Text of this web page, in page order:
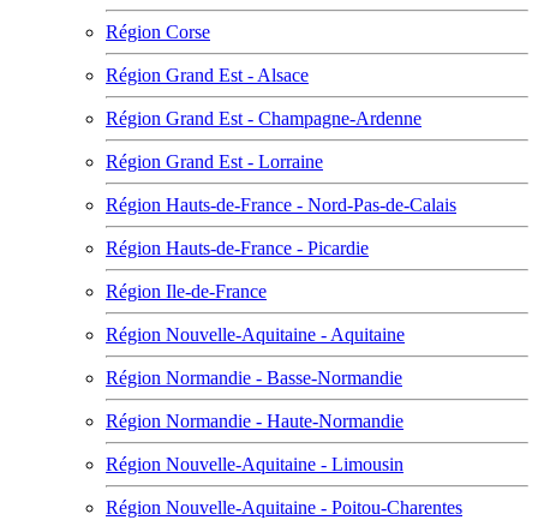
Région Corse
Région Grand Est - Alsace
Région Grand Est - Champagne-Ardenne
Région Grand Est - Lorraine
Région Hauts-de-France - Nord-Pas-de-Calais
Région Hauts-de-France - Picardie
Région Ile-de-France
Région Nouvelle-Aquitaine - Aquitaine
Région Normandie - Basse-Normandie
Région Normandie - Haute-Normandie
Région Nouvelle-Aquitaine - Limousin
Région Nouvelle-Aquitaine - Poitou-Charentes